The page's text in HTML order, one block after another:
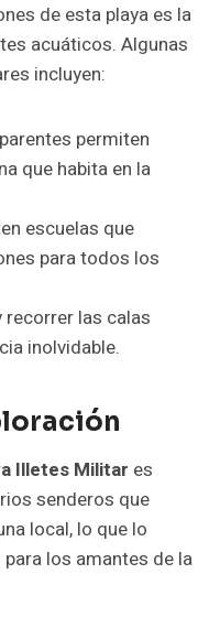
de esta playa es la
acuáticos. Algunas
incluyen:
permiten
que habita en la
escuelas que
para todos los
recorrer las calas
inolvidable.
Illetes Militar es
senderos que
local, lo que lo
los amantes de la